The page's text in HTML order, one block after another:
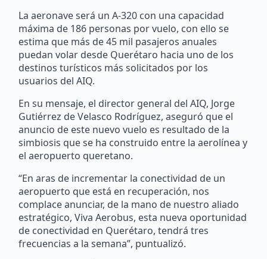
La aeronave será un A-320 con una capacidad
máxima de 186 personas por vuelo, con ello se
estima que más de 45 mil pasajeros anuales
puedan volar desde Querétaro hacia uno de los
destinos turísticos más solicitados por los
usuarios del AIQ.
En su mensaje, el director general del AIQ, Jorge
Gutiérrez de Velasco Rodríguez, aseguró que el
anuncio de este nuevo vuelo es resultado de la
simbiosis que se ha construido entre la aerolínea y
el aeropuerto queretano.
“En aras de incrementar la conectividad de un
aeropuerto que está en recuperación, nos
complace anunciar, de la mano de nuestro aliado
estratégico, Viva Aerobus, esta nueva oportunidad
de conectividad en Querétaro, tendrá tres
frecuencias a la semana”, puntualizó.